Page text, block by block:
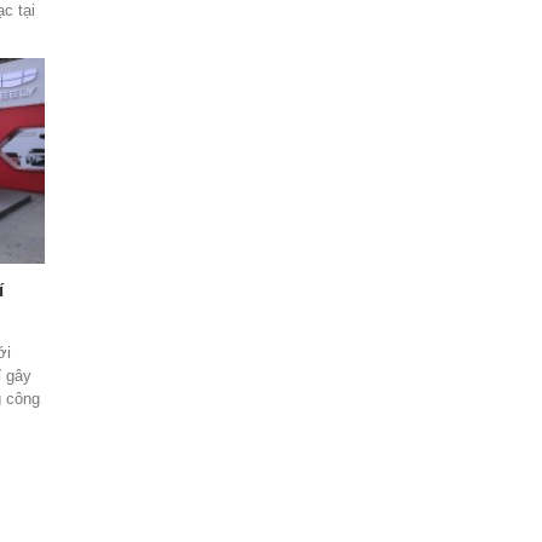
tại
ra
bày
các
hạ
gây
công